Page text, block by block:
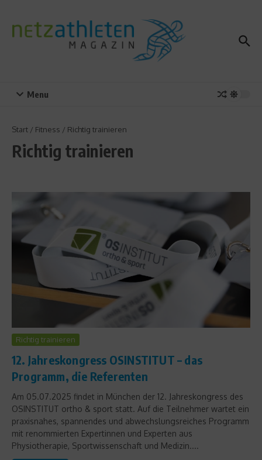
Menu
Start / Fitness / Richtig trainieren
Richtig trainieren
Richtig trainieren
12. Jahreskongress OSINSTITUT – das
Programm, die Referenten
Am 05.07.2025 findet in München der 12. Jahreskongress des
OSINSTITUT ortho & sport statt. Auf die Teilnehmer wartet ein
praxisnahes, spannendes und abwechslungsreiches Programm
mit renommierten Expertinnen und Experten aus
Physiotherapie, Sportwissenschaft und Medizin....